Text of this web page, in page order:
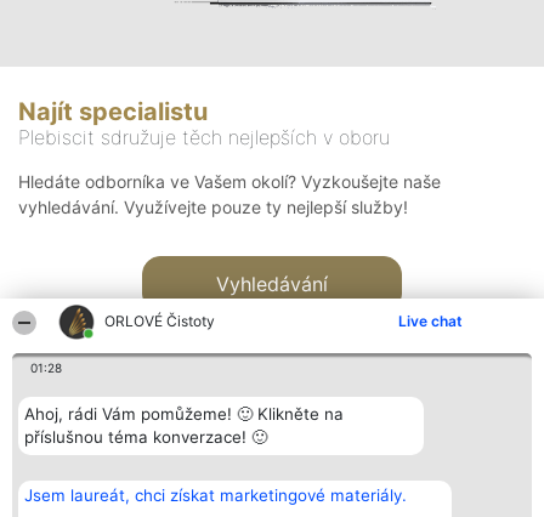
ORLOVÉ Čistoty Live chat
01:28
Ahoj, rádi Vám pomůžeme! 🙂 Klikněte na
příslušnou téma konverzace! 🙂
Jsem laureát, chci získat marketingové materiály.
Najít specialistu
Plebiscit sdružuje těch nejlepších v oboru
Hledáte odborníka ve Vašem okolí? Vyzkoušejte naše
vyhledávání. Využívejte pouze ty nejlepší služby!
Vyhledávání
Bright Side Solutions sp. z o.
o. sp. k.
Vítězové
Seznam všech
Kontakt